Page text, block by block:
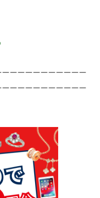
ーーーーーーーーーー
ーーーーーーーーーー